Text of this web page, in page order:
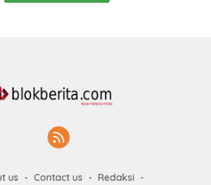
us Contact us
Redaksi